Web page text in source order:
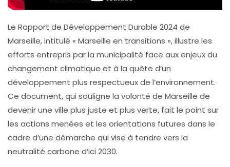
Le Rapport de Développement Durable 2024 de
Marseille, intitulé « Marseille en transitions », illustre les
efforts entrepris par la municipalité face aux enjeux du
changement climatique et à la quête d’un
développement plus respectueux de l’environnement.
Ce document, qui souligne la volonté de Marseille de
devenir une ville plus juste et plus verte, fait le point sur
les actions menées et les orientations futures dans le
cadre d’une démarche qui vise à tendre vers la
neutralité carbone d’ici 2030.